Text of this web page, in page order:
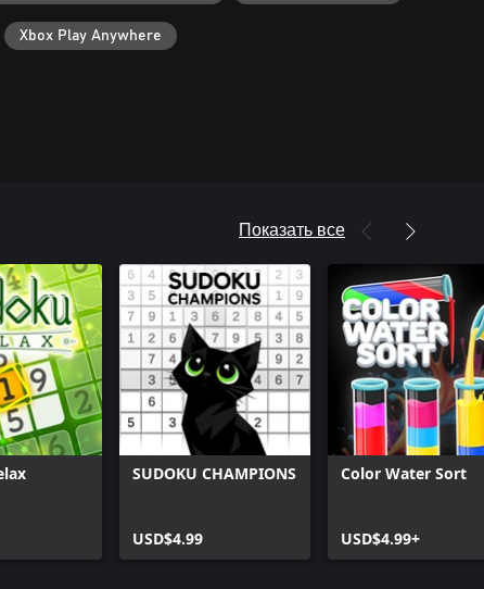
Xbox Play Anywhere
Показать все
SUDOKU CHAMPIONS
USD$4.99
Color Water Sort
USD$4.99+